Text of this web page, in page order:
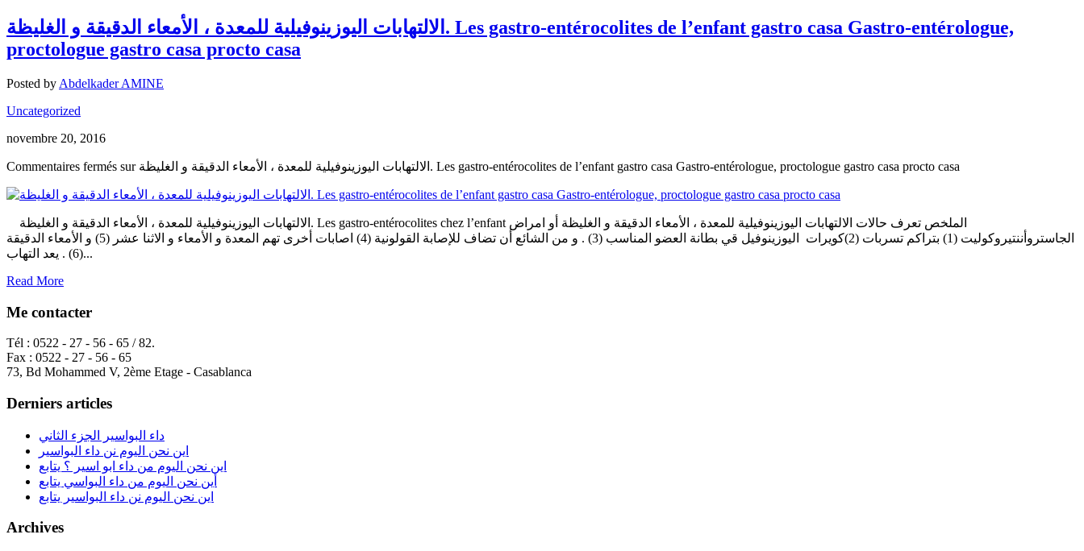
الالتهابات اليوزينوفيلية للمعدة ، الأمعاء الدقيقة و الغليظة. Les gastro-entérocolites de l’enfant gastro casa Gastro-entérologue,
proctologue gastro casa procto casa
Posted by Abdelkader AMINE
Uncategorized
novembre 20, 2016
Commentaires fermés sur الالتهابات اليوزينوفيلية للمعدة ، الأمعاء الدقيقة و الغليظة. Les gastro-entérocolites de l’enfant gastro casa Gastro-entérologue, proctologue gastro casa procto casa
الجاستروأننتيروكوليت (1) بتراكم تسربات (2)كويرات اليوزينوفيل قي بطانة العضو المناسب (3) . و من الشائع أن تضاف للإصابة القولونية (4) اصابات أخرى تهم المعدة و الأمعاء و الاثنا عشر (5) و الأمعاء الدقيقة
(6) . يعد التهاب...
Read More
Me contacter
Tél : 0522 - 27 - 56 - 65 / 82.
Fax : 0522 - 27 - 56 - 65
73, Bd Mohammed V, 2ème Etage - Casablanca
Derniers articles
داء البواسير الجزء الثاني
اين نحن اليوم نن داء البواسير
اين نحن اليوم من داء ابو اسير ؟ يتابع
أين نحن اليوم من داء البواسي يتابع
اين نحن اليوم نن داء البواسير يتابع
Archives